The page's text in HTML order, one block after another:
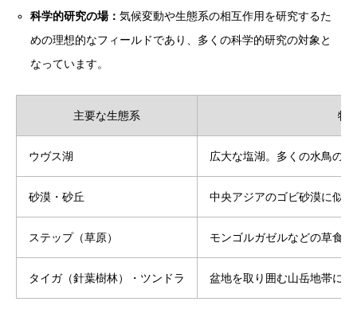
科学的研究の場：気候変動や生態系の相互作用を研究するた
めの理想的なフィールドであり、多くの科学的研究の対象と
なっています。
主要な生態系 特
ウヴス湖 広大な塩湖。多くの水鳥の
砂漠・砂丘 中央アジアのゴビ砂漠に似
ステップ（草原） モンゴルガゼルなどの草食
タイガ（針葉樹林）・ツンドラ 盆地を取り囲む山岳地帯に